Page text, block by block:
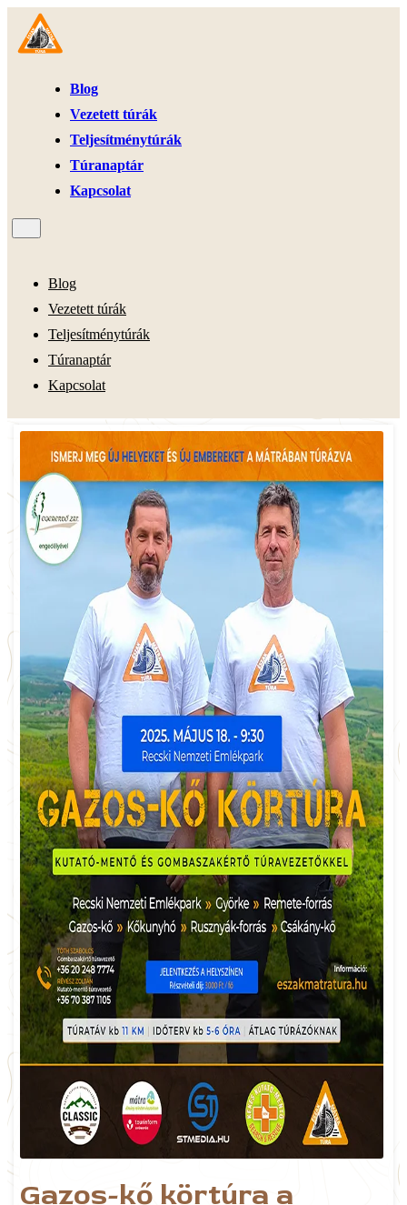
Blog
Vezetett túrák
Teljesítménytúrák
Túranaptár
Kapcsolat
Blog
Vezetett túrák
Teljesítménytúrák
Túranaptár
Kapcsolat
Gazos-kő körtúra a